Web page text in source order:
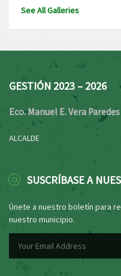
See All Galleries
GESTIÓN 2023 – 2026
Eco. Manuel E. Vera Paredes
ALCALDE
SUSCRÍBASE A
Únete a nuestro boletín para
nuestro municipio.